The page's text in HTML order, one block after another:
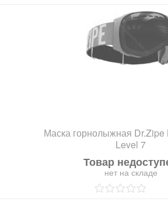
Маска горнолыжная Dr.Zipe
Level 7
Товар
нет на складе